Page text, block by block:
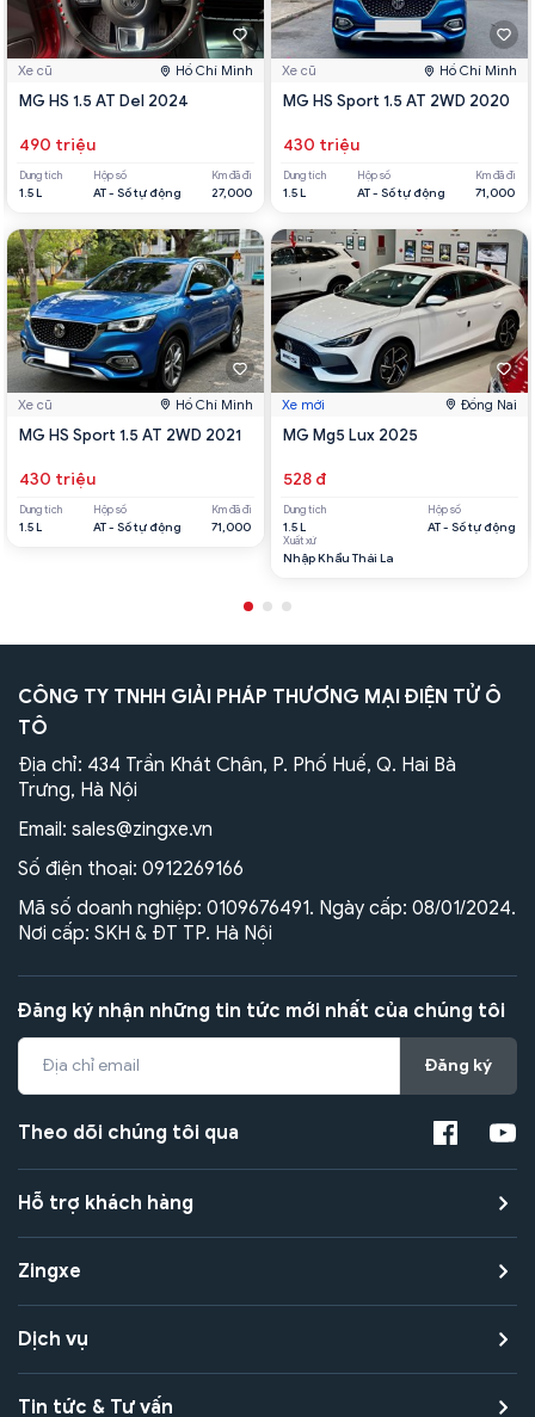
Xe cũ Hồ Chí Minh
MG HS 1.5 AT Del 2024
490 triệu
Dung tích
1.5 L
Hộp số
AT - Số tự động
Km đã đi
27,000
Xe cũ Hồ Chí Minh
MG HS Sport 1.5 AT 2WD 2021
430 triệu
Dung tích
1.5 L
Hộp số
AT - Số tự động
Km đã đi
71,000
Xe cũ Hồ Chí Minh
MG HS Sport 1.5 AT 2WD 2020
430 triệu
Dung tích
1.5 L
Hộp số
AT - Số tự động
Km đã đi
71,000
Xe mới Đồng Nai
MG Mg5 Lux 2025
528 đ
Dung tích
1.5 L
Hộp số
AT - Số tự động
Xuất xứ
Nhập Khẩu Thái La
CÔNG TY TNHH GIẢI PHÁP THƯƠNG MẠI ĐIỆN TỬ Ô
TÔ
Địa chỉ: 434 Trần Khát Chân, P. Phố Huế, Q. Hai Bà
Trưng, Hà Nội
Email: sales@zingxe.vn
Số điện thoại: 0912269166
Mã số doanh nghiệp: 0109676491. Ngày cấp: 08/01/2024.
Nơi cấp: SKH & ĐT TP. Hà Nội
Đăng ký nhận những tin tức mới nhất của chúng tôi
Đăng ký
Theo dõi chúng tôi qua
Hỗ trợ khách hàng
Zingxe
Dịch vụ
Tin tức & Tư vấn